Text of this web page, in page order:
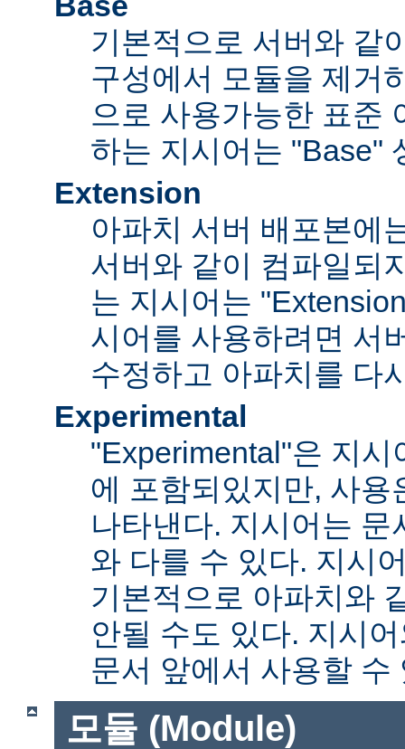
기본적으로 서버와 같
구성에서 모듈을 제거
으로 사용가능한 표준
하는 지시어는 "Base"
Extension
아파치 서버 배포본에
서버와 같이 컴파일되
는 지시어는
시어를 사용하려면 서
수정하고 아파치를 다
Experimental
"Experimental"은 지시
에 포함되있지만, 사용
나타낸다. 지시어는
와 다를 수 있다. 지시
기본적으로 아파치와
안될 수도 있다. 지시
문서 앞에서 사용할 수
모듈 (Module)